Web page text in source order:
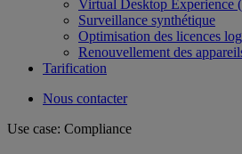
Virtual Desktop Experience
Surveillance synthétique
Optimisation des licences
Renouvellement des
Tarification
Nous contacter
Use case: Compliance